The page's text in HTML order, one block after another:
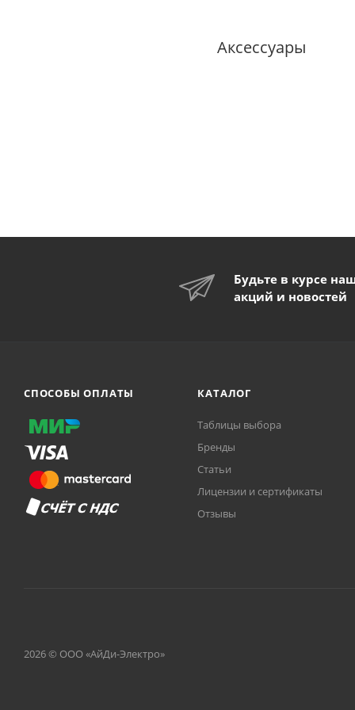
Аксессуары
A9N26979 | MSU